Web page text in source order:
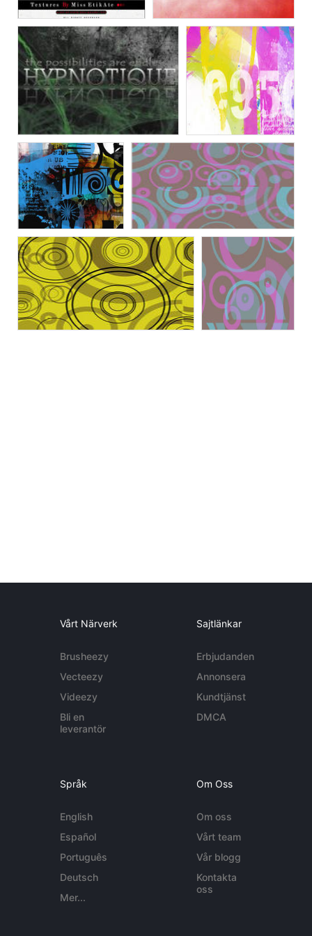
Vårt Närverk
Brusheezy
Vecteezy
Videezy
Bli en
leverantör
Sajtlänkar
Erbjudanden
Annonsera
Kundtjänst
DMCA
Språk
English
Español
Português
Deutsch
Mer...
Om Oss
Om oss
Vårt team
Vår blogg
Kontakta
oss